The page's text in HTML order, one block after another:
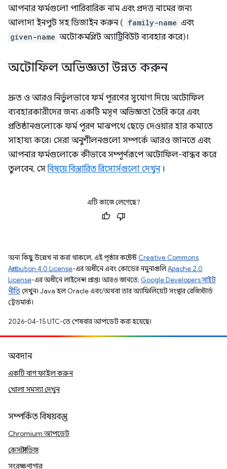
আপনার ফর্মগুলো পারিবারিক নাম এবং প্রদত্ত নামের জন্য
আলাদা ইনপুট সহ ডিজাইন করুন ( family-name এবং
given-name অটোকমপ্লিট অ্যাট্রিবিউট ব্যবহার করে)।
অটোফিল অভিজ্ঞতা উন্নত করুন
দ্রুত ও আরও নির্ভুলভাবে ফর্ম পূরণের সুযোগ দিয়ে অটোফিল
ব্যবহারকারীদের জন্য একটি মসৃণ অভিজ্ঞতা তৈরি করে এবং
প্রতিষ্ঠানগুলোকে ফর্ম পূরণ মাঝপথে ছেড়ে দেওয়ার হার কমাতে
সাহায্য করে। সেরা অনুশীলনগুলো সম্পর্কে আরও জানতে এবং
আপনার ফর্মগুলোকে কীভাবে সম্পূর্ণরূপে অটোফিল-বান্ধব করে
তুলবেন, সেবিষয়ে বিস্তারিত রিসোর্সগুলো দেখুন।
এটি কাজে লেগেছে?
অন্য কিছু উল্লেখ না করা থাকলে, এই পৃষ্ঠার কন্টেন্ট Creative Commons
Attribution 4.0 License-এর অধীনে এবং কোডের নমুনাগুলিApache 2.0
License-এর অধীনে লাইসেন্স প্রাপ্ত। আরও জানতে, Google Developers সাইট
নীতিদেখুন। Java হল Oracle এবং/অথবা তার অ্যাফিলিয়েট সংস্থার রেজিস্টার্ড
ট্রেডমার্ক।
2026-04-15 UTC-তে শেষবার আপডেট করা হয়েছে।
অবদান
একটি বাগ ফাইল করুন
খোলা সমস্যা দেখুন
সম্পর্কিত বিষয়বস্তু
Chromium আপডেট
কেস স্টাডিজ
সংরক্ষণাগার